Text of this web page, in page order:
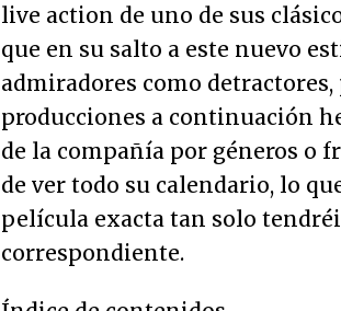
live action de uno de sus
que en su salto a este nuevo
admiradores como
producciones a continuación
de la compañía por géneros o
de ver todo su calendario, lo
película exacta tan solo
correspondiente.